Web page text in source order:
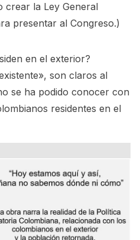
crear la Ley General
presentar al Congreso.)
en el exterior?
son claros al
se ha podido conocer con
residentes en el